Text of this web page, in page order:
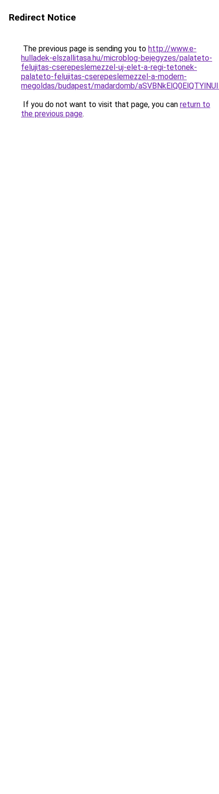
Redirect Notice
The previous page is sending you to http://www.e-
hulladek-elszallitasa.hu/microblog-bejegyzes/palateto-
felujitas-cserepeslemezzel-uj-elet-a-regi-tetonek-
palateto-felujitas-cserepeslemezzel-a-modern-
megoldas/budapest/madardomb/
If you do not want to visit that page, you can return to
the previous page.